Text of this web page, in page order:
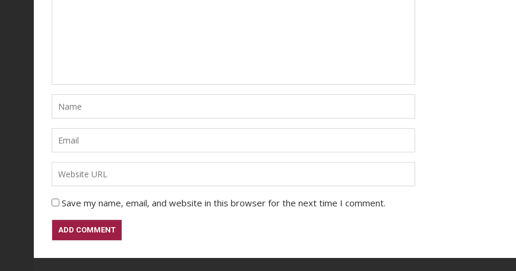
Save my name, email, and website in this browser for the next time I comment.